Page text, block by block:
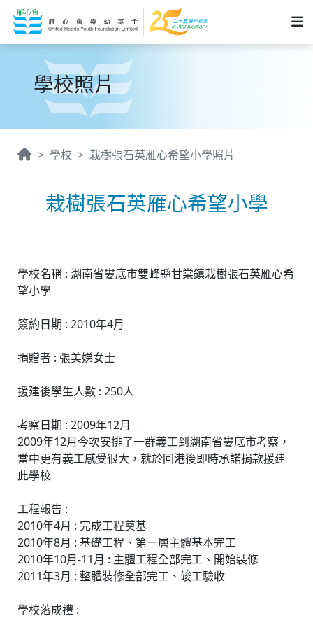
學校照片
學校 栽樹張石英雁心希望小學照片
栽樹張石英雁心希望小學
學校名稱 : 湖南省婁底市雙峰縣甘棠鎮栽樹張石英雁心希
望小學
簽約日期 : 2010年4月
捐贈者 : 張美娣女士
援建後學生人數 : 250人
考察日期 : 2009年12月
2009年12月今次安排了一群義工到湖南省婁底市考察，
當中更有義工感受很大，就於回港後即時承諾捐款援建
此學校
工程報告 :
2010年4月 : 完成工程奠基
2010年8月 : 基礎工程、第一層主體基本完工
2010年10月-11月 : 主體工程全部完工、開始裝修
2011年3月 : 整體裝修全部完工、竣工驗收
學校落成禮 :